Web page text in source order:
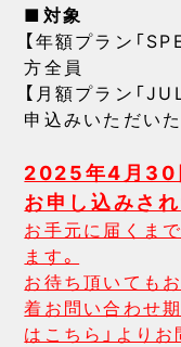
■対象
【年額プラン「
方全員
【月額プラン「
申込みいただい
2025年4月30
お申し込みさ
お手元に届くま
ます。
お待ち頂いても
着お問い合わせ
はこちら」よりお